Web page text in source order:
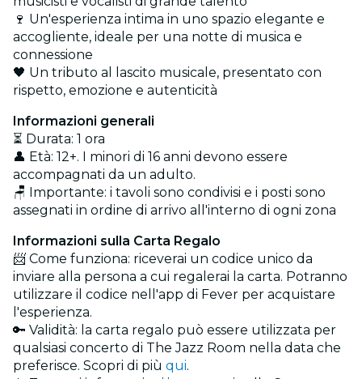
🍷 Un'esperienza intima in uno spazio elegante e
accogliente, ideale per una notte di musica e
connessione
🖤 Un tributo al lascito musicale, presentato con
rispetto, emozione e autenticità
Informazioni generali
⏳ Durata: 1 ora
👤 Età: 12+. I minori di 16 anni devono essere
accompagnati da un adulto.
🪑 Importante: i tavoli sono condivisi e i posti sono
assegnati in ordine di arrivo all'interno di ogni zona
Informazioni sulla Carta Regalo
📨 Come funziona: riceverai un codice unico da
inviare alla persona a cui regalerai la carta. Potranno
utilizzare il codice nell'app di Fever per acquistare
l'esperienza.
🔑 Validità: la carta regalo può essere utilizzata per
qualsiasi concerto di The Jazz Room nella data che
preferisce. Scopri di più qui.